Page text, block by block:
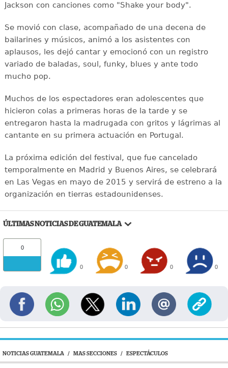
Jackson con canciones como "Shake your body".
Se movió con clase, acompañado de una decena de
bailarines y músicos, animó a los asistentes con
aplausos, les dejó cantar y emocionó con un registro
variado de baladas, soul, funky, blues y ante todo
mucho pop.
Muchos de los espectadores eran adolescentes que
hicieron colas a primeras horas de la tarde y se
entregaron hasta la madrugada con gritos y lágrimas al
cantante en su primera actuación en Portugal.
La próxima edición del festival, que fue cancelado
temporalmente en Madrid y Buenos Aires, se celebrará
en Las Vegas en mayo de 2015 y servirá de estreno a la
organización en tierras estadounidenses.
ÚLTIMAS NOTICIAS DE GUATEMALA
0
0 0 0 0
NOTICIAS GUATEMALA / MAS SECCIONES / ESPECTÁCULOS